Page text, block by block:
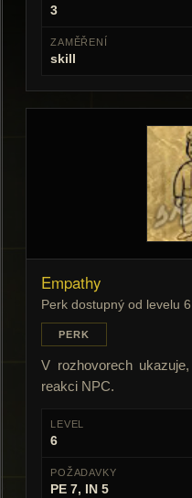
3
ZAMĚŘENÍ
skill
Empathy
Perk dostupný od levelu 6.
PERK
V rozhovorech
reakci NPC.
LEVEL
6
POŽADAVKY
PE 7, IN 5